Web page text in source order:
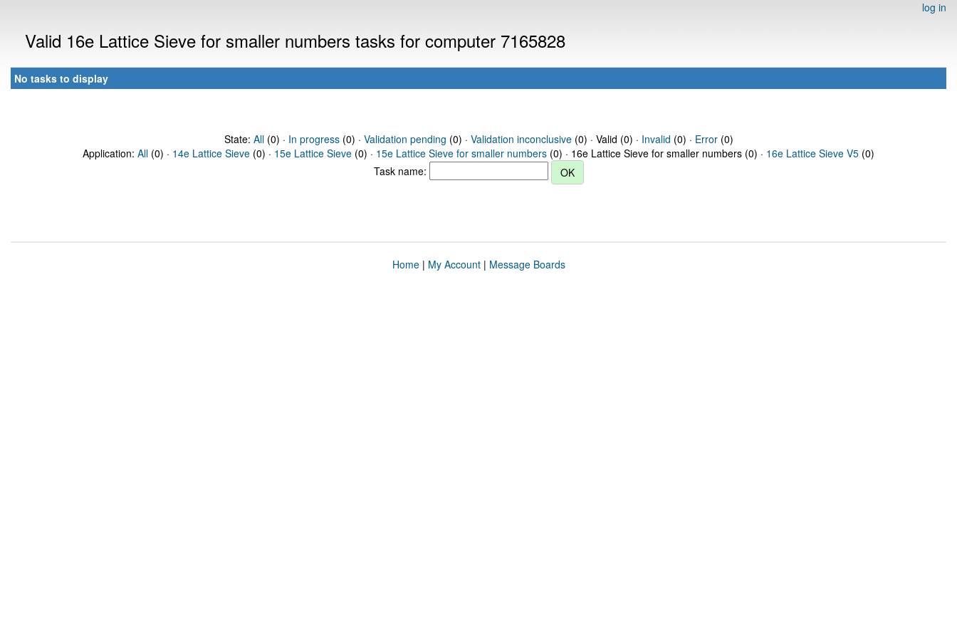
log in
Valid 16e Lattice Sieve for smaller numbers tasks for computer 7165828
No tasks to display
State: All(0) · In progress(0) · Validation pending (0) · Validation inconclusive(0) · Valid (0) · Invalid (0) · Error(0)
Application: All (0) · 14e Lattice Sieve (0) · 15e Lattice Sieve (0) · 15e Lattice Sieve for smaller numbers (0) · 16e Lattice Sieve for smaller numbers (0) · 16e Lattice Sieve V5 (0)
Task name:
Home| My Account| Message Boards